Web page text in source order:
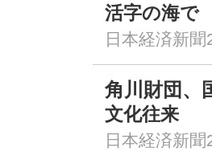
活字の海で
日本経済新
角川財団、
文化往来
日本経済新